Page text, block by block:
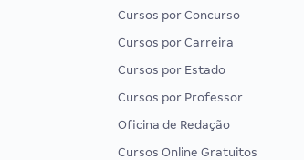
Cursos por Concurso
Cursos por Carreira
Cursos por Estado
Cursos por Professor
Oficina de Redação
Cursos Online Gratuitos